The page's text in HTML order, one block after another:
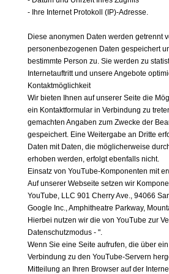
- Ihre Internet Protokoll (IP)-Adresse.
Diese anonymen Daten werden getrennt
personenbezogenen Daten gespeichert
bestimmte Person zu. Sie werden zu
Internetauftritt und unsere Angebote
Kontaktmöglichkeit
Wir bieten Ihnen auf unserer Seite die
ein Kontaktformular in Verbindung zu
gemachten Angaben zum Zwecke der
gespeichert. Eine Weitergabe an Dritte
Daten mit Daten, die möglicherweise
erhoben werden, erfolgt ebenfalls nicht.
Einsatz von YouTube-Komponenten mit
Auf unserer Webseite setzen wir
YouTube, LLC 901 Cherry Ave., 94066
Google Inc., Amphitheatre Parkway,
Hierbei nutzen wir die von YouTube zur
Datenschutzmodus - ".
Wenn Sie eine Seite aufrufen, die über
Verbindung zu den YouTube-Servern
Mitteilung an Ihren Browser auf der